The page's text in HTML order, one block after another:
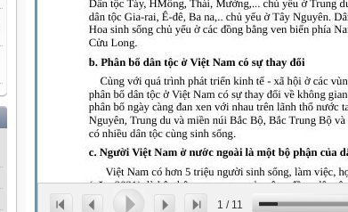
1 / 11